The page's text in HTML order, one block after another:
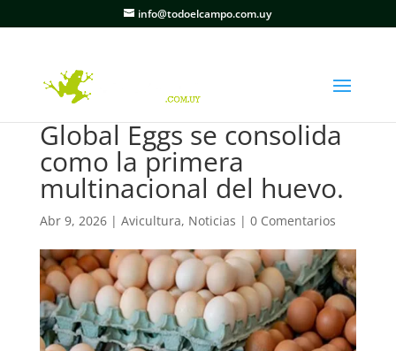
info@todoelcampo.com.uy
Global Eggs se consolida
como la primera
multinacional del huevo.
Abr 9, 2026| Avicultura, Noticias | 0 Comentarios